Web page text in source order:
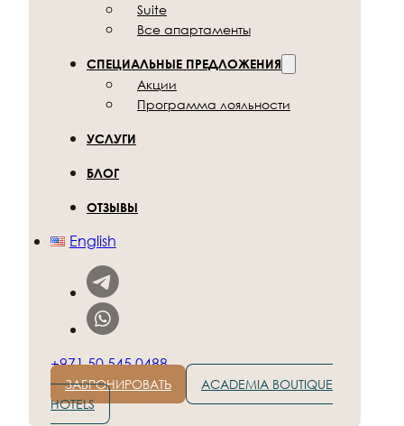
Suite
Все апартаменты
СПЕЦИАЛЬНЫЕ ПРЕДЛОЖЕНИЯ
Акции
Программа лояльности
УСЛУГИ
БЛОГ
ОТЗЫВЫ
English
+971 50 545 0488
ЗАБРОНИРОВАТЬ
ACADEMIA BOUTIQUE
HOTELS